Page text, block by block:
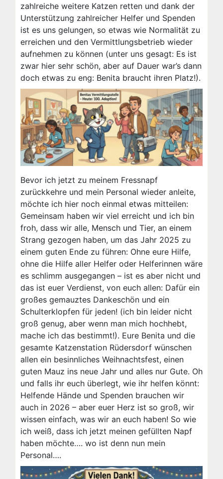
zahlreiche weitere Katzen retten und dank der
Unterstützung zahlreicher Helfer und Spenden
ist es uns gelungen, so etwas wie Normalität zu
erreichen und den Vermittlungsbetrieb wieder
aufnehmen zu können (unter uns gesagt: Es ist
zwar hier sehr schön, aber auf Dauer war’s dann
doch etwas zu eng: Benita braucht ihren Platz!).
Bevor ich jetzt zu meinem Fressnapf
zurückkehre und mein Personal wieder anleite,
möchte ich hier noch einmal etwas mitteilen:
Gemeinsam haben wir viel erreicht und ich bin
froh, dass wir alle, Mensch und Tier, an einem
Strang gezogen haben, um das Jahr 2025 zu
einem guten Ende zu führen: Ohne eure Hilfe,
ohne die Hilfe aller Helfer oder Helferinnen wäre
es schlimm ausgegangen – ist es aber nicht und
das ist euer Verdienst, von euch allen: Dafür ein
großes gemauztes Dankeschön und ein
Schulterklopfen für jeden! (ich bin leider nicht
groß genug, aber wenn man mich hochhebt,
mache ich das bestimmt!). Eure Benita und die
gesamte Katzenstation Rüdersdorf wünschen
allen ein besinnliches Weihnachtsfest, einen
guten Mauz ins neue Jahr und alles nur Gute. Oh
und falls ihr euch überlegt, wie ihr helfen könnt:
Helfende Hände und Spenden brauchen wir
auch in 2026 – aber euer Herz ist so groß, wir
wissen einfach, was wir an euch haben! So wie
ich weiß, dass ich jetzt meinen gefüllten Napf
haben möchte…. wo ist denn nun mein
Personal….